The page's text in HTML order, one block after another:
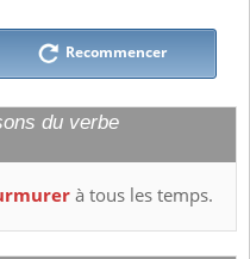
Recommencer
du verbe
à tous les temps.